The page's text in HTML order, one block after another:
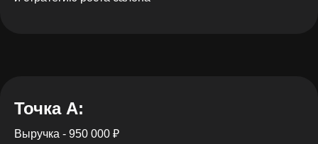
Точка А:
Выручка - 950 000 ₽